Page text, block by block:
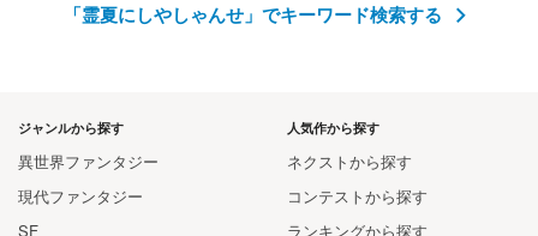
「霊夏にしやしゃんせ」でキーワード検索する
人気作から探す
ネクストから探す
コンテストから探す
ランキングから探す
ジャンルから探す
異世界ファンタジー
現代ファンタジー
SF